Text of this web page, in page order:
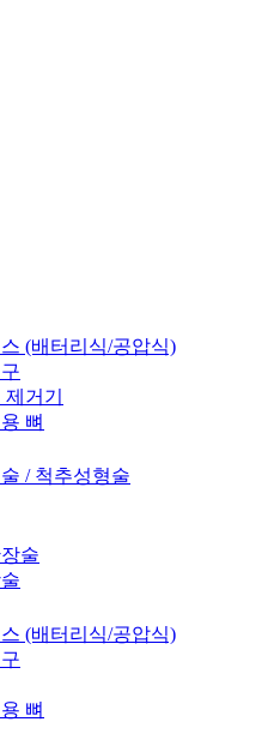
(배터리식/공압식)
거기
뼈
/ 척추성형술
술
(배터리식/공압식)
뼈